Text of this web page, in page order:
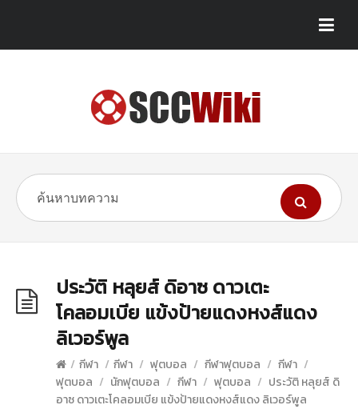
ประวัติ หลุยส์ ดิอาซ ดาวเตะ
โคลอมเบีย แข้งป้ายแดงหงส์แดง
ลิเวอร์พูล
/ กีฬา / กีฬา / ฟุตบอล / กีฬาฟุตบอล / กีฬา /
ฟุตบอล / นักฟุตบอล / กีฬา / ฟุตบอล / ประวัติ หลุยส์ ดิ
อาซ ดาวเตะโคลอมเบีย แข้งป้ายแดงหงส์แดง ลิเวอร์พูล